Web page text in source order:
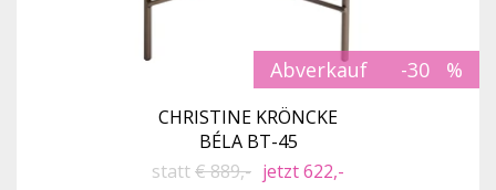
Abverkauf -30
CHRISTINE KRÖNCKE
BÉLA BT-45
statt€ 889,- jetzt 622,-